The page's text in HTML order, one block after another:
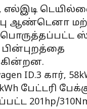
எல்இடி
ஆண்டெனா
பொருத்தப்பட்ட
ID.3 கார்,
பேட்டரி
201hp/